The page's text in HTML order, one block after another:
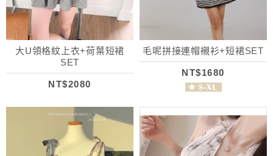
大U領格紋上衣+荷葉短裙
SET
NT$2080
毛呢拼接連帽襯衫+短裙SET
NT$1680